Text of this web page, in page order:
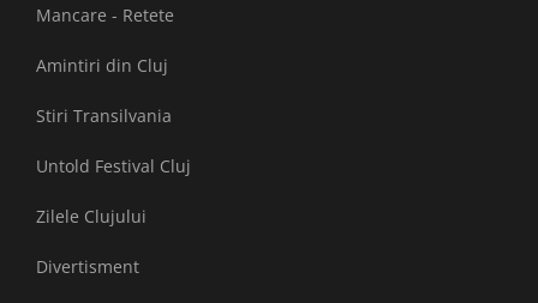
Mancare - Retete
Amintiri din Cluj
Stiri Transilvania
Untold Festival Cluj
Zilele Clujului
Divertisment